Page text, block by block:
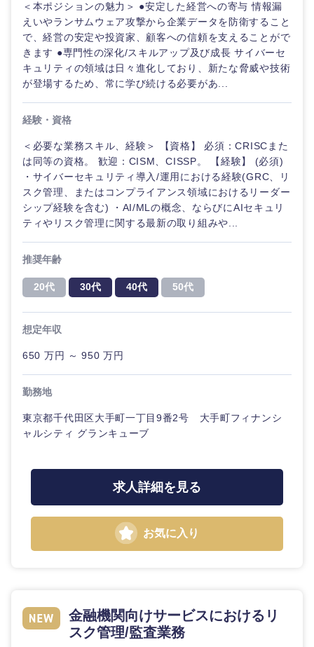
ご希望の職種を選択してください
画・事業
企画
経営ボー
理
SCM
人事
ィング
営業
コンサル
タント
すべての経営企画・事業企
事業企画・事業開発
新規事業企画・立上げ
M&A・事業投資
政策渉外
その他企画業務
ご希望の職種を選択してください
経営企画・事業企画
経営ボード
SCM
営業
技術職（IT）、Webサービス・制作、ゲーム
ご希望の業界を選択してください
エネルギー・資源・環境
電気・電子・半導体
メディカル・ヘルスケア・ライフサイエンス
倉庫・運輸・物流
ご希望の勤務地を選択してください
秋田県 岩手県
宮城県
ご希望条件を入力ください
希望年収
20代
第二新卒
業
転勤なし 海外勤務あり
＜本ポジションの魅力＞ ●安定した経営への寄与 情報漏
えいやランサムウェア攻撃から企業データを防衛すること
で、経営の安定や投資家、顧客への信頼を支えることがで
きます ●専門性の深化/スキルアップ及び成長 サイバーセ
キュリティの領域は日々進化しており、新たな脅威や技術
が登場するため、常に学び続ける必要があ...
経験・資格
＜必要な業務スキル、経験＞ 【資格】 必須：CRISCまた
は同等の資格。 歓迎：CISM、CISSP。 【経験】 (必須)
・サイバーセキュリティ導入/運用における経験(GRC、リ
スク管理、またはコンプライアンス領域におけるリーダー
シップ経験を含む) ・AI/MLの概念、ならびにAIセキュリ
ティやリスク管理に関する最新の取り組みや...
推奨年齢
20代 30代 40代 50代
想定年収
650 万円 ～ 950 万円
勤務地
東京都千代田区大手町一丁目9番2号 大手町フィナンシ
ャルシティ グランキューブ
求人詳細を見る
お気に入り
金融機関向けサービスにおけるリ
スク管理/監査業務